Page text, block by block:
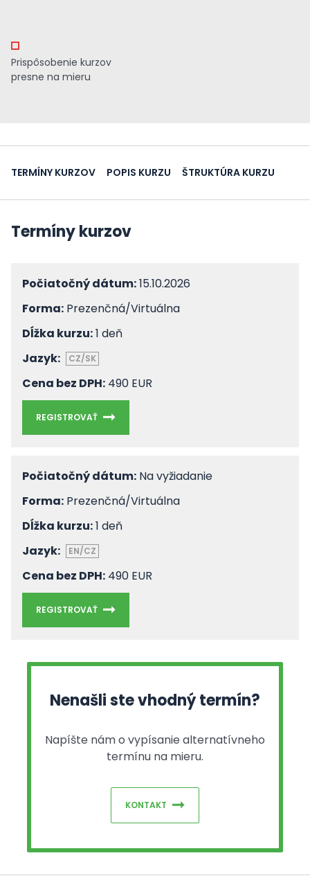
Prispôsobenie kurzov
presne na mieru
TERMÍNY KURZOV POPIS KURZU ŠTRUKTÚRA KURZU
Termíny kurzov
Počiatočný dátum:15.10.2026
Forma: Prezenčná/Virtuálna
Dĺžka kurzu:1 deň
Jazyk:
CZ/SK
Cena bez DPH: 490 EUR
REGISTROVAŤ
Počiatočný dátum: Na vyžiadanie
Forma: Prezenčná/Virtuálna
Dĺžka kurzu:1 deň
Jazyk:
EN/CZ
Cena bez DPH: 490 EUR
REGISTROVAŤ
Nenašli ste vhodný termín?
Napíšte nám o vypísanie alternatívneho
termínu na mieru.
KONTAKT